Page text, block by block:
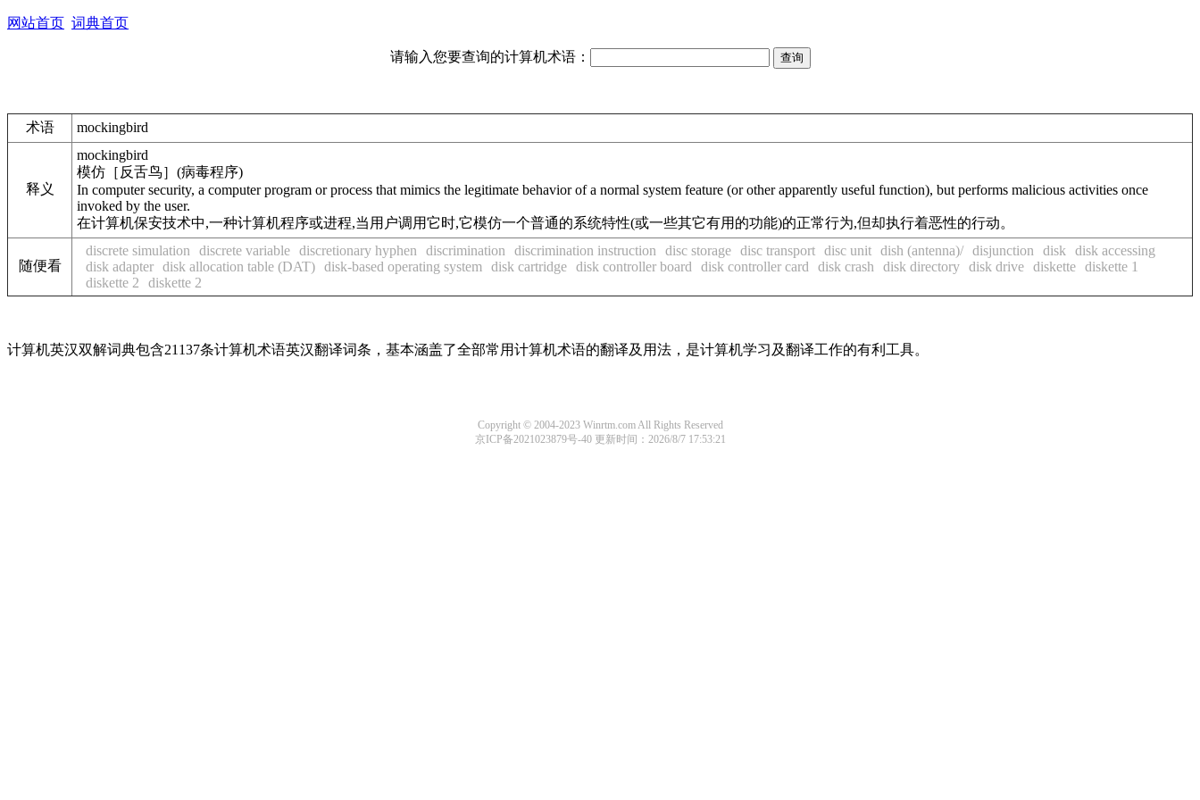
网站首页 词典首页
请输入您要查询的计算机术语：
术语 mockingbird
释义
mockingbird
模仿［反舌鸟］(病毒程序)
In computer security, a computer program or process that mimics the legitimate behavior of a normal system feature (or other apparently useful function), but performs malicious activities once
invoked by the user.
在计算机保安技术中,一种计算机程序或进程,当用户调用它时,它模仿一个普通的系统特性(或一些其它有用的功能)的正常行为,但却执行着恶性的行动。
随便看
discrete simulation discrete variable discretionary hyphen discrimination discrimination instruction disc storage disc transport disc unit dish (antenna)/ disjunction disk
disk accessing
disk adapter disk allocation table (DAT) disk-based operating system disk cartridge disk controller board disk controller card disk crash disk directory disk drive diskette diskette 1
diskette 2
diskette 2
计算机英汉双解词典包含21137条计算机术语英汉翻译词条，基本涵盖了全部常用计算机术语的翻译及用法，是计算机学习及翻译工作的有利工具。
Copyright © 2004-2023 Winrtm.com All Rights Reserved
京ICP备2021023879号-40 更新时间：2026/8/7 17:53:21